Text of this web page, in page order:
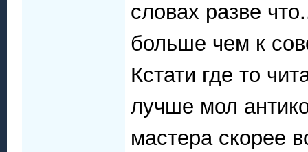
словах разве
больше чем к
Кстати где то
лучше мол
мастера скорее